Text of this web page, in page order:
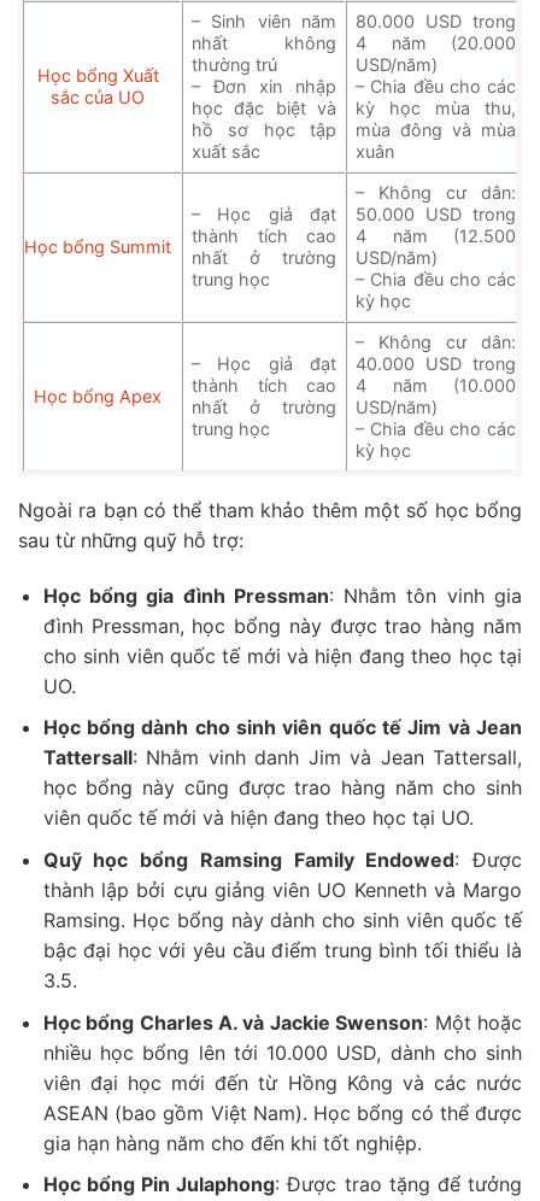
Học bổng Xuất
sắc của UO
– Sinh viên năm
nhất không
thường trú
– Đơn xin nhập
học đặc biệt và
hồ sơ học tập
xuất sắc
80.000 USD trong
4 năm (20.000
USD/năm)
– Chia đều cho các
kỳ học mùa thu,
mùa đông và mùa
xuân
Học bổng Summit
– Học giả đạt
thành tích cao
nhất ở trường
trung học
– Không cư dân:
50.000 USD trong
4 năm (12.500
USD/năm)
– Chia đều cho các
kỳ học
Học bổng Apex
– Học giả đạt
thành tích cao
nhất ở trường
trung học
– Không cư dân:
40.000 USD trong
4 năm (10.000
USD/năm)
– Chia đều cho các
kỳ học
Ngoài ra bạn có thể tham khảo thêm một số học bổng
sau từ những quỹ hỗ trợ:
Học bổng gia đình Pressman: Nhằm tôn vinh gia
đình Pressman, học bổng này được trao hàng năm
cho sinh viên quốc tế mới và hiện đang theo học tại
UO.
Học bổng dành cho sinh viên quốc tế Jim và Jean
Tattersall: Nhằm vinh danh Jim và Jean Tattersall,
học bổng này cũng được trao hàng năm cho sinh
viên quốc tế mới và hiện đang theo học tại UO.
Quỹ học bổng Ramsing Family Endowed: Được
thành lập bởi cựu giảng viên UO Kenneth và Margo
Ramsing. Học bổng này dành cho sinh viên quốc tế
bậc đại học với yêu cầu điểm trung bình tối thiểu là
3.5.
Học bổng Charles A. và Jackie Swenson: Một hoặc
nhiều học bổng lên tới 10.000 USD, dành cho sinh
viên đại học mới đến từ Hồng Kông và các nước
ASEAN (bao gồm Việt Nam). Học bổng có thể được
gia hạn hàng năm cho đến khi tốt nghiệp.
Học bổng Pin Julaphong: Được trao tặng để tưởng